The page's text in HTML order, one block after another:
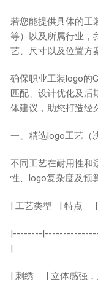
若您能提供具体的工
等）以及所属行业，
艺、尺寸以及位置方
确保职业工装logo的
匹配、设计优化及后
体建议，助您打造经
一、精选logo工艺（
不同工艺在耐用性和
性、logo复杂度及预
| 工艺类型 | 特
|--------
|
| 刺绣 | 立体感